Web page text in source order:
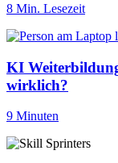
8 Min. Lesezeit
KI
wirklich?
9 Minuten